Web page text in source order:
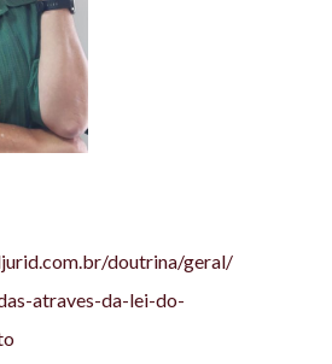
br/doutrina/geral/
atraves-da-lei-do-